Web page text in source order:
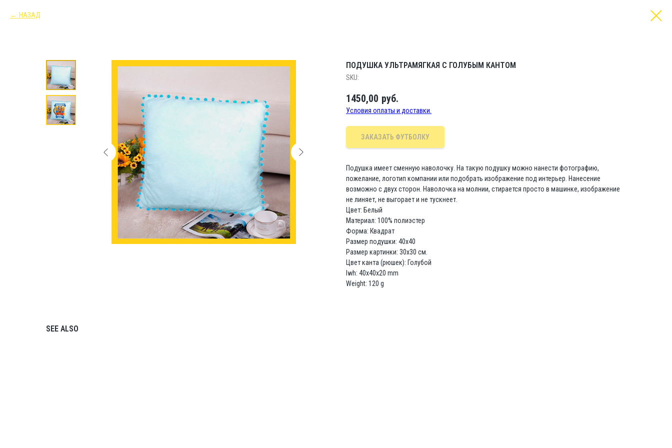
НАЗАД
ПОДУШКА УЛЬТРАМЯГКАЯ С ГОЛУБЫМ КАНТОМ
SKU:
1450,00 руб.
Условия оплаты и доставки.
ЗАКАЗАТЬ ФУТБОЛКУ
Подушка имеет сменную наволочку. На такую подушку можно нанести фотографию,
пожелание, логотип компании или подобрать изображение под интерьер. Нанесение
возможно с двух сторон. Наволочка на молнии, стирается просто в машинке, изображение
не линяет, не выгорает и не тускнеет.
Цвет: Белый
Материал: 100% полиэстер
Форма: Квадрат
Размер подушки: 40х40
Размер картинки: 30х30 см.
Цвет канта (рюшек): Голубой
lwh: 40x40x20 mm
Weight: 120 g
SEE ALSO